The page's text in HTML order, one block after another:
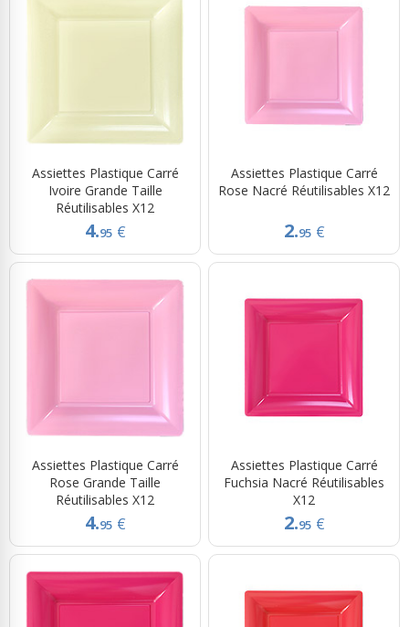
Assiettes Plastique Carré
Ivoire Grande Taille
Réutilisables X12
4.95 €
Assiettes Plastique Carré
Rose Nacré Réutilisables X12
2.95 €
Assiettes Plastique Carré
Rose Grande Taille
Réutilisables X12
4.95 €
Assiettes Plastique Carré
Fuchsia Nacré Réutilisables
X12
2.95 €